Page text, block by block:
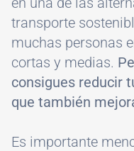
transporte
muchas personas
cortas y medias.
consigues reducir
que también
Es importante